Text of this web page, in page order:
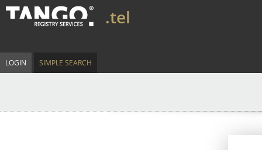
.tel
LOGIN SIMPLE SEARCH